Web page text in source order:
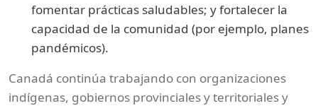
fomentar prácticas saludables; y fortalecer la
capacidad de la comunidad (por ejemplo, planes
pandémicos).
Canadá continúa trabajando con organizaciones
indígenas, gobiernos provinciales y territoriales y